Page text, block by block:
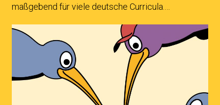
maßgebend für viele deutsche Curricula.…